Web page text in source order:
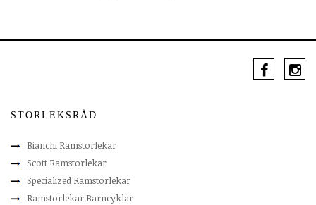
STORLEKSRÅD
Bianchi Ramstorlekar
Scott Ramstorlekar
Specialized Ramstorlekar
Ramstorlekar Barncyklar